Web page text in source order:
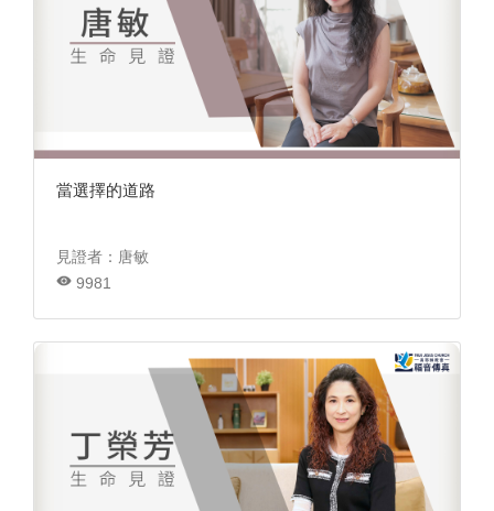
當選擇的道路
見證者：唐敏
9981